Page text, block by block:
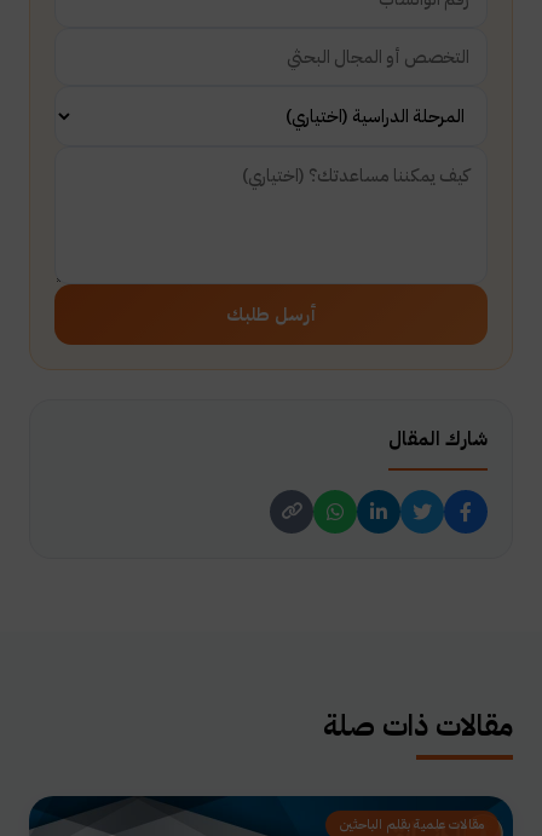
أرسل طلبك
شارك المقال
مقالات ذات صلة
مقالات علمية بقلم الباحثين